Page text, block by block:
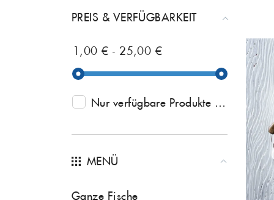
Fischkonserven
Schwertfisch
Steinbeisser
Wolfsbarsch
PREIS & VERFÜGBARKEIT
1,00 € - 25,00 €
Nur verfügbare Produkte anzeigen
MENÜ
Ganze Fische